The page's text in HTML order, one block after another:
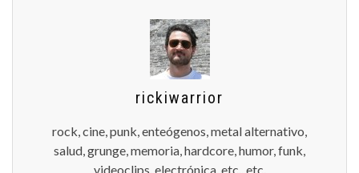
rickiwarrior
rock, cine, punk, enteógenos, metal alternativo,
salud, grunge, memoria, hardcore, humor, funk,
videoclips, electrónica, etc., etc.